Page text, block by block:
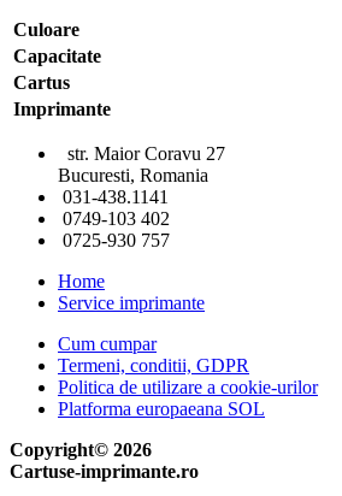
Culoare
Capacitate
Cartus
Imprimante
str. Maior Coravu 27
Bucuresti, Romania
031-438.1141
0749-103 402
0725-930 757
Home
Service imprimante
Cum cumpar
Termeni, conditii, GDPR
Politica de utilizare a cookie-urilor
Platforma europaeana SOL
Copyright© 2026
Cartuse-imprimante.ro